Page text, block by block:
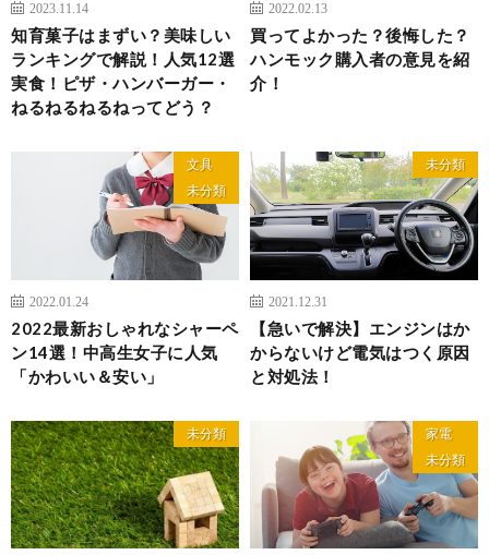
2023.11.14
知育菓子はまずい？美味しい
ランキングで解説！人気12選
実食！ピザ・ハンバーガー・
ねるねるねるねってどう？
2022.02.13
買ってよかった？後悔した？
ハンモック購入者の意見を紹
介！
文具
未分類
2022.01.24
2022最新おしゃれなシャーペ
ン14選！中高生女子に人気
「かわいい＆安い」
未分類
2021.12.31
【急いで解決】エンジンはか
からないけど電気はつく原因
と対処法！
未分類
家電
未分類